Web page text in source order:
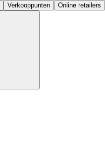
Verkooppunten Online retailers